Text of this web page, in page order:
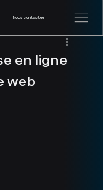
Nous contacter
en ligne
web